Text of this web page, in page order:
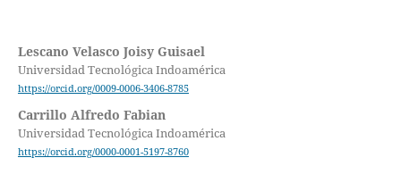
Lescano Velasco Joisy Guisael
Universidad Tecnológica Indoamérica
https://orcid.org/0009-0006-3406-8785
Carrillo Alfredo Fabian
Universidad Tecnológica Indoamérica
https://orcid.org/0000-0001-5197-8760